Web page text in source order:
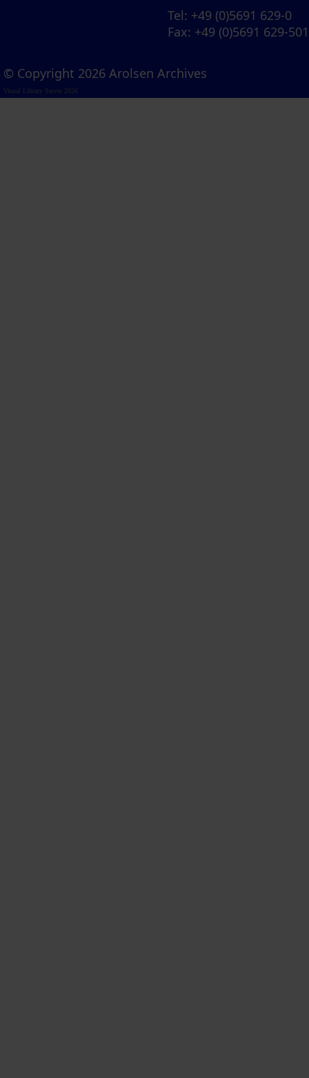
Tel: +49 (0)5691 629-0
Fax: +49 (0)5691 629-501
© Copyright 2026 Arolsen Archives
Visual Library Server 2026